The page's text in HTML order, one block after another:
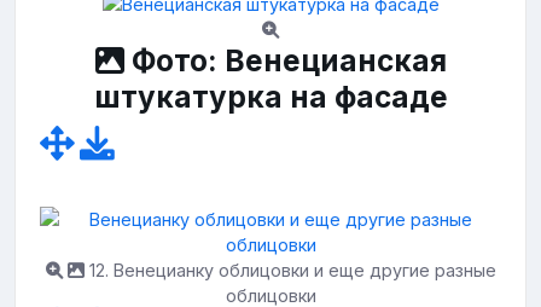
Фото: Венецианская
штукатурка на фасаде
12. Венецианку облицовки и еще другие разные
облицовки